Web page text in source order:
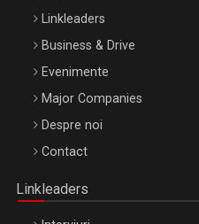
Be Inspired. Make it Happen!,
Octombrie
Linkleaders
Business & Drive
Evenimente
Major Companies
Despre noi
Contact
Linkleaders